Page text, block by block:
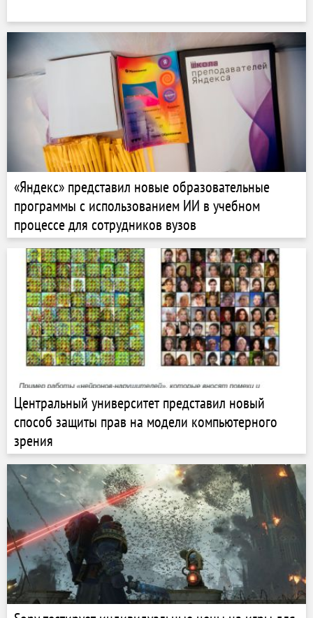
«Яндекс» представил новые образовательные
программы с использованием ИИ в учебном
процессе для сотрудников вузов
Центральный университет представил новый
способ защиты прав на модели компьютерного
зрения